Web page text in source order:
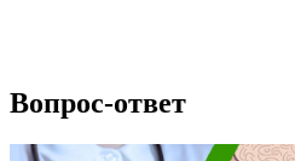
Вопрос-ответ